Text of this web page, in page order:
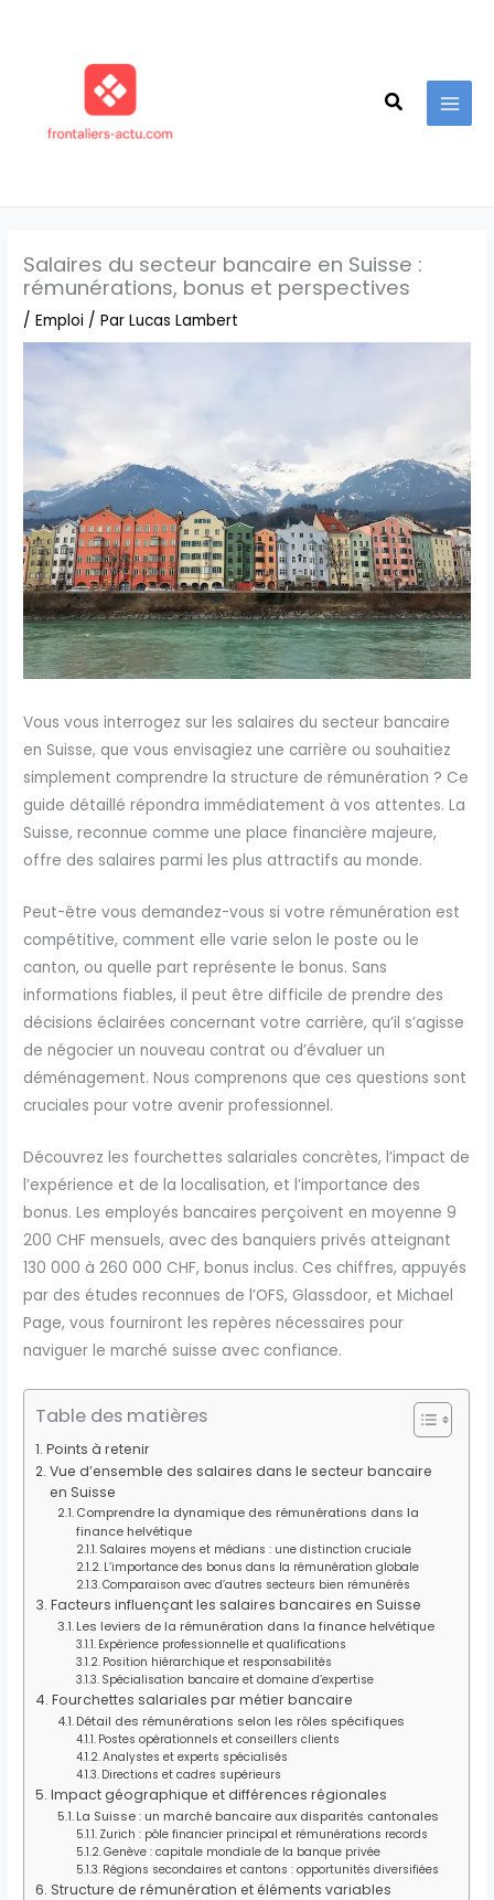
Salaires du secteur bancaire en Suisse :
rémunérations, bonus et perspectives
/Emploi / ParLucas Lambert
Vous vous interrogez sur les salaires du secteur bancaire
en Suisse, que vous envisagiez une carrière ou souhaitiez
simplement comprendre la structure de rémunération ? Ce
guide détaillé répondra immédiatement à vos attentes. La
Suisse, reconnue comme une place financière majeure,
offre des salaires parmi les plus attractifs au monde.
Peut-être vous demandez-vous si votre rémunération est
compétitive, comment elle varie selon le poste ou le
canton, ou quelle part représente le bonus. Sans
informations fiables, il peut être difficile de prendre des
décisions éclairées concernant votre carrière, qu’il s’agisse
de négocier un nouveau contrat ou d’évaluer un
déménagement. Nous comprenons que ces questions sont
cruciales pour votre avenir professionnel.
Découvrez les fourchettes salariales concrètes, l’impact de
l’expérience et de la localisation, et l’importance des
bonus. Les employés bancaires perçoivent en moyenne 9
200 CHF mensuels, avec des banquiers privés atteignant
130 000 à 260 000 CHF, bonus inclus. Ces chiffres, appuyés
par des études reconnues de l’OFS, Glassdoor, et Michael
Page, vous fourniront les repères nécessaires pour
naviguer le marché suisse avec confiance.
Table des matières
Points à retenir
Vue d’ensemble des salaires dans le secteur bancaire
en Suisse
Comprendre la dynamique des rémunérations dans la
finance helvétique
Salaires moyens et médians : une distinction cruciale
L’importance des bonus dans la rémunération globale
Comparaison avec d’autres secteurs bien rémunérés
Facteurs influençant les salaires bancaires en Suisse
Les leviers de la rémunération dans la finance helvétique
Expérience professionnelle et qualifications
Position hiérarchique et responsabilités
Spécialisation bancaire et domaine d’expertise
Fourchettes salariales par métier bancaire
Détail des rémunérations selon les rôles spécifiques
Postes opérationnels et conseillers clients
Analystes et experts spécialisés
Directions et cadres supérieurs
Impact géographique et différences régionales
La Suisse : un marché bancaire aux disparités cantonales
Zurich : pôle financier principal et rémunérations records
Genève : capitale mondiale de la banque privée
Régions secondaires et cantons : opportunités diversifiées
Structure de rémunération et éléments variables